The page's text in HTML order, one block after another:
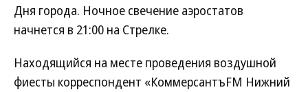
Дня города. Ночное свечение аэростатов
начнется в 21:00 на Стрелке.
Находящийся на месте проведения воздушной
фиесты корреспондент «КоммерсантъFM Нижний